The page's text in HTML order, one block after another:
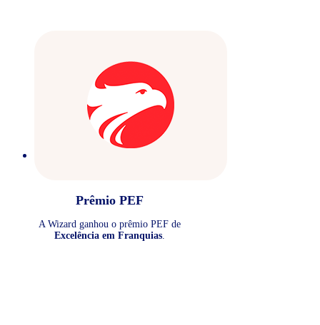
Prêmio PEF
A Wizard ganhou o prêmio PEF de
Excelência em Franquias.